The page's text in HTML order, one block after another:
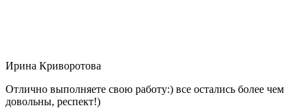
Ирина Криворотова
Отлично выполняете свою работу:) все остались более чем
довольны, респект!)